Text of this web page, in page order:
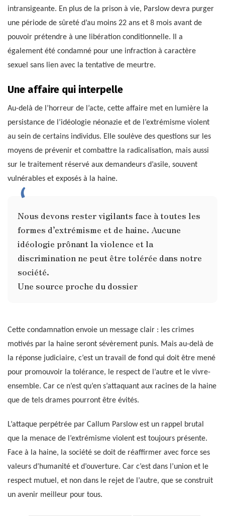
intransigeante. En plus de la prison à vie, Parslow devra purger
une période de sûreté d’au moins 22 ans et 8 mois avant de
pouvoir prétendre à une libération conditionnelle. Il a
également été condamné pour une infraction à caractère
sexuel sans lien avec la tentative de meurtre.
Une affaire qui interpelle
Au-delà de l’horreur de l’acte, cette affaire met en lumière la
persistance de l’idéologie néonazie et de l’extrémisme violent
au sein de certains individus. Elle soulève des questions sur les
moyens de prévenir et combattre la radicalisation, mais aussi
sur le traitement réservé aux demandeurs d’asile, souvent
vulnérables et exposés à la haine.
Nous devons rester vigilants face à toutes les
formes d’extrémisme et de haine. Aucune
idéologie prônant la violence et la
discrimination ne peut être tolérée dans notre
société.
Une source proche du dossier
Cette condamnation envoie un message clair : les crimes
motivés par la haine seront sévèrement punis. Mais au-delà de
la réponse judiciaire, c’est un travail de fond qui doit être mené
pour promouvoir la tolérance, le respect de l’autre et le vivre-
ensemble. Car ce n’est qu’en s’attaquant aux racines de la haine
que de tels drames pourront être évités.
L’attaque perpétrée par Callum Parslow est un rappel brutal
que la menace de l’extrémisme violent est toujours présente.
Face à la haine, la société se doit de réaffirmer avec force ses
valeurs d’humanité et d’ouverture. Car c’est dans l’union et le
respect mutuel, et non dans le rejet de l’autre, que se construit
un avenir meilleur pour tous.